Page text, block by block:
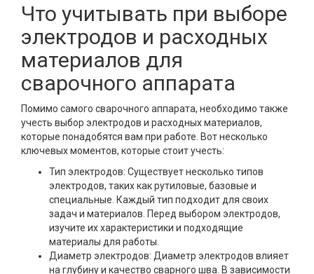
Что учитывать при выборе
электродов и расходных
материалов для
сварочного аппарата
Помимо самого сварочного аппарата, необходимо также
учесть выбор электродов и расходных материалов,
которые понадобятся вам при работе. Вот несколько
ключевых моментов, которые стоит учесть:
Тип электродов: Существует несколько типов
электродов, таких как рутиловые, базовые и
специальные. Каждый тип подходит для своих
задач и материалов. Перед выбором электродов,
изучите их характеристики и подходящие
материалы для работы.
Диаметр электродов: Диаметр электродов влияет
на глубину и качество сварного шва. В зависимости